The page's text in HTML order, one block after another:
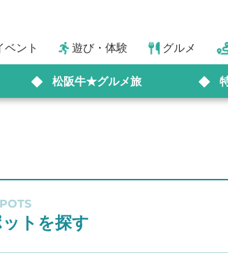
ベント 遊び・体験 グルメ
松阪牛★グルメ旅
トを探す